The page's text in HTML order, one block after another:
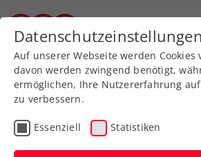
Zum Turnierkalender
Datenschutzeinstellungen
Auf unserer Webseite werden Cookies
davon werden zwingend benötigt,
ermöglichen, Ihre Nutzererfahrung
zu verbessern.
Essenziell Statistiken